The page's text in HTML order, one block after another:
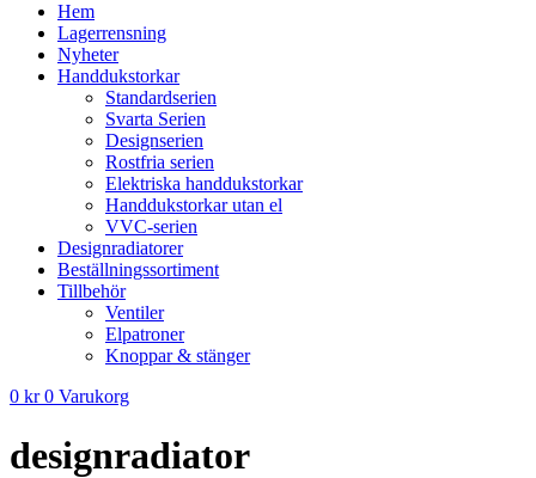
Hem
Lagerrensning
Nyheter
Handdukstorkar
Standardserien
Svarta Serien
Designserien
Rostfria serien
Elektriska handdukstorkar
Handdukstorkar utan el
VVC-serien
Designradiatorer
Beställningssortiment
Tillbehör
Ventiler
Elpatroner
Knoppar & stänger
0 kr 0 Varukorg
designradiator